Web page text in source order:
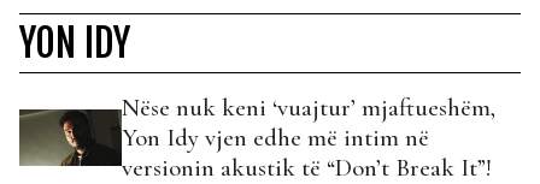
YON IDY
Nëse nuk keni ‘vuajtur’ mjaftueshëm,
Yon Idy vjen edhe më intim në
versionin akustik të “Don’t Break It”!